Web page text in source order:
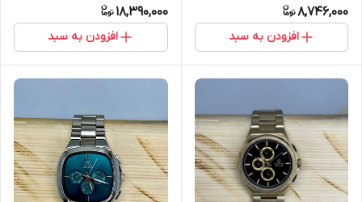
8,746,000
افزودن به سبد
18,390,000
افزودن به سبد